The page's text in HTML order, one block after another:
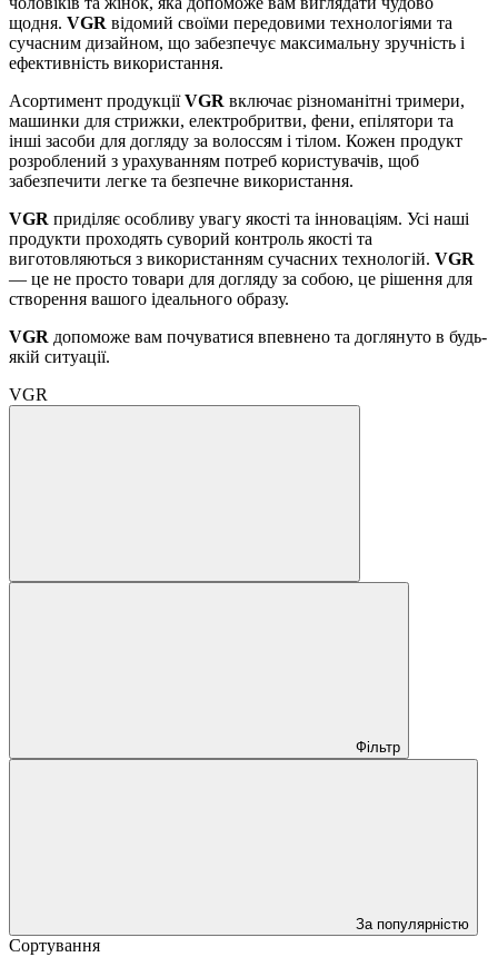
щодня. VGR відомий своїми передовими технологіями та
сучасним дизайном, що забезпечує максимальну зручність і
ефективність використання.
Асортимент продукціїVGR включає різноманітні тримери,
машинки для стрижки, електробритви, фени, епілятори та
інші засоби для догляду за волоссям і тілом. Кожен продукт
розроблений з урахуванням потреб користувачів, щоб
забезпечити легке та безпечне використання.
VGR приділяє особливу увагу якості та інноваціям. Усі наші
продукти проходять суворий контроль якості та
виготовляються з використанням сучасних технологій. VGR
— це не просто товари для догляду за собою, це рішення для
створення вашого ідеального образу.
VGR допоможе вам почуватися впевнено та доглянуто в будь-
якій ситуації.
VGR
Фільтр
За популярністю
Сортування